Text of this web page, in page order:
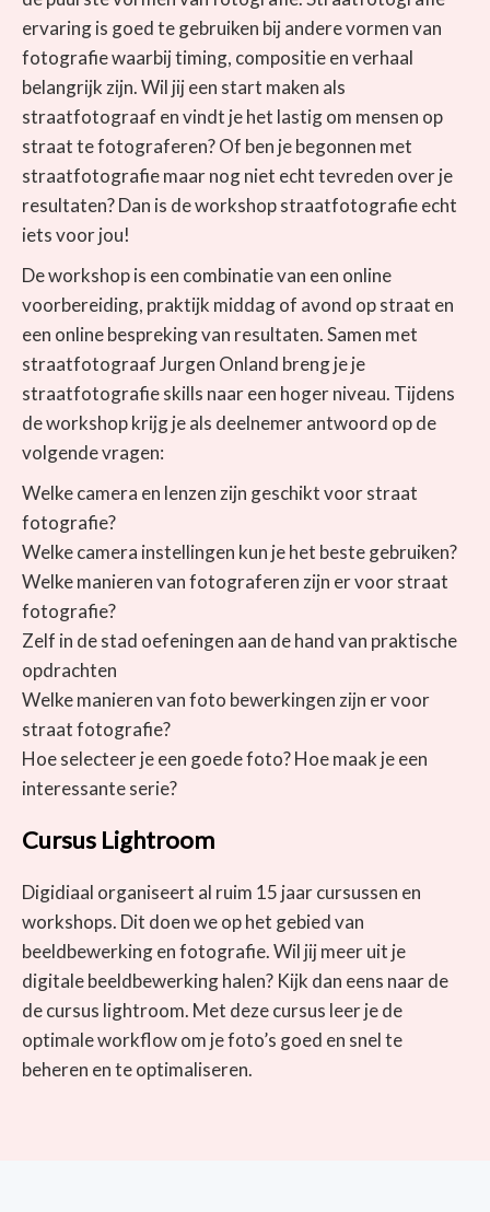
ervaring is goed te gebruiken bij andere vormen van
fotografie waarbij timing, compositie en verhaal
belangrijk zijn. Wil jij een start maken als
straatfotograaf en vindt je het lastig om mensen op
straat te fotograferen? Of ben je begonnen met
straatfotografie maar nog niet echt tevreden over je
resultaten? Dan is de workshop straatfotografie echt
iets voor jou!
De workshop is een combinatie van een online
voorbereiding, praktijk middag of avond op straat en
een online bespreking van resultaten. Samen met
straatfotograaf Jurgen Onland breng je je
straatfotografie skills naar een hoger niveau. Tijdens
de workshop krijg je als deelnemer antwoord op de
volgende vragen:
Welke camera en lenzen zijn geschikt voor straat
fotografie?
Welke camera instellingen kun je het beste gebruiken?
Welke manieren van fotograferen zijn er voor straat
fotografie?
Zelf in de stad oefeningen aan de hand van praktische
opdrachten
Welke manieren van foto bewerkingen zijn er voor
straat fotografie?
Hoe selecteer je een goede foto? Hoe maak je een
interessante serie?
Cursus Lightroom
Digidiaal organiseert al ruim 15 jaar cursussen en
workshops. Dit doen we op het gebied van
beeldbewerking en fotografie. Wil jij meer uit je
digitale beeldbewerking halen? Kijk dan eens naar de
de cursus lightroom. Met deze cursus leer je de
optimale workflow om je foto’s goed en snel te
beheren en te optimaliseren.